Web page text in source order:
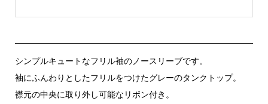
シンプルキュートなフリル袖のノースリーブです。
袖にふんわりとしたフリルをつけたグレーのタンクトップ。
襟元の中央に取り外し可能なリボン付き。